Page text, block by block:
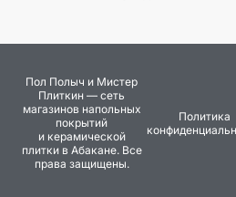
Пол Полыч и Мистер
Плиткин — сеть
магазинов напольных
покрытий
и керамической
плитки в Абакане. Все
права защищены.
Политика